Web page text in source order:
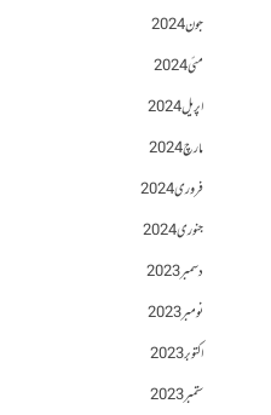
جون 2024
مئی 2024
اپریل 2024
مارچ 2024
فروری 2024
جنوری 2024
دسمبر 2023
نومبر 2023
اکتوبر 2023
ستمبر 2023